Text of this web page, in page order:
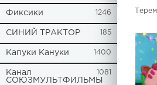
Фиксики 1246
СИНИЙ ТРАКТОР 185
Капуки Кануки 1400
Канал
СОЮЗМУЛЬТФИЛЬМЫ
1081